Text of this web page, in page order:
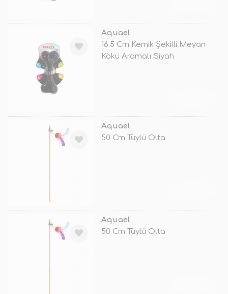
Aquael
16.5 Cm Kemik Şekilli Meyan
Kökü Aromalı Siyah
Aquael
50 Cm Tüylü Olta
Aquael
50 Cm Tüylü Olta